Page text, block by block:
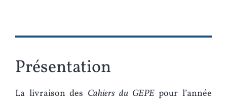
Présentation
La livraison des Cahiers du GEPEpour l’année